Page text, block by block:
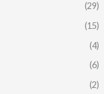
(29)
(15)
(4)
(6)
(2)